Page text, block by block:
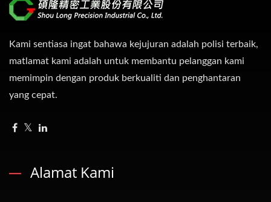
Kami sentiasa ingat bahawa kejujuran adalah polisi terbaik,
matlamat kami adalah untuk membantu pelanggan kami
memimpin dengan produk berkualiti dan penghantaran
yang cepat.
Alamat Kami